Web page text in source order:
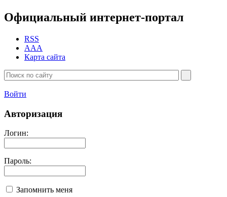
Официальный интернет-портал
RSS
AAA
Карта сайта
Войти
Авторизация
Логин:
Пароль:
Запомнить меня